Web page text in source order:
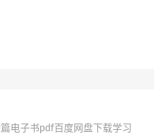
电子书pdf百度网盘下载学习